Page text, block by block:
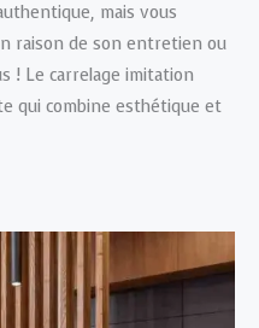
mais vous
raison de son entretien ou
! Le carrelage imitation
qui combine esthétique et